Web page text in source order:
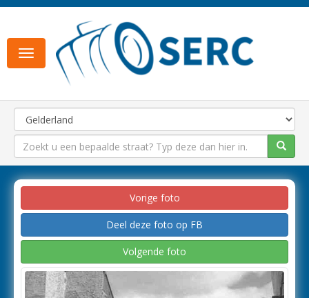
Toggle
navigation
Vorige foto
Deel deze foto op FB
Volgende foto